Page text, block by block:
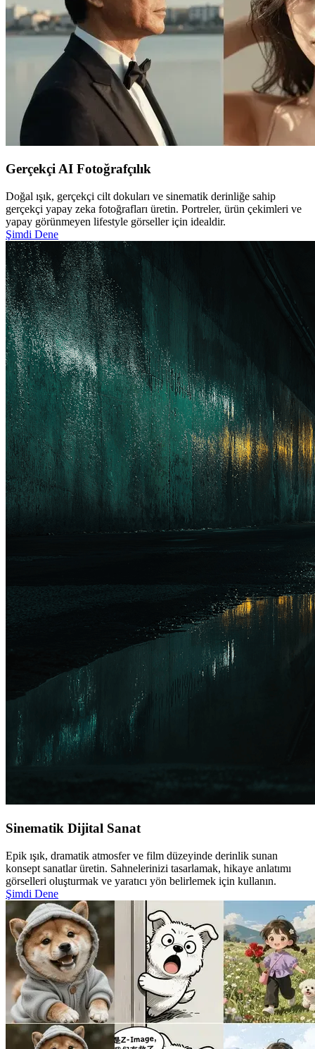
Gerçekçi AI Fotoğrafçılık
Doğal ışık, gerçekçi cilt dokuları ve sinematik derinliğe sahip
gerçekçi yapay zeka fotoğrafları üretin. Portreler, ürün çekimleri ve
yapay görünmeyen lifestyle görseller için idealdir.
Şimdi Dene
Sinematik Dijital Sanat
Epik ışık, dramatik atmosfer ve film düzeyinde derinlik sunan
konsept sanatlar üretin. Sahnelerinizi tasarlamak, hikaye anlatımı
görselleri oluşturmak ve yaratıcı yön belirlemek için kullanın.
Şimdi Dene